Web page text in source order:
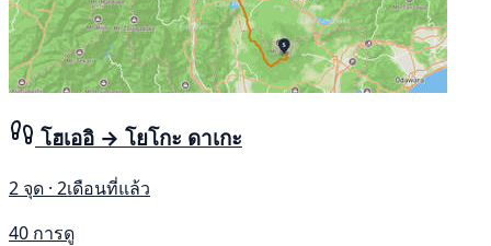
โฮเออิ → โยโกะ ดาเกะ
2 จุด · 2เดือนที่แล้ว
40 การดู